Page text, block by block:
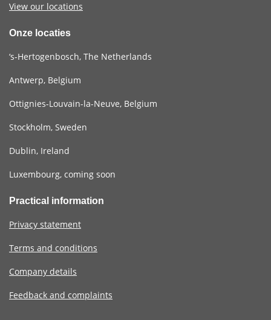
View our locations
Onze locaties
‘s-Hertogenbosch, The Netherlands
Antwerp, Belgium
Ottignies-Louvain-la-Neuve, Belgium
Stockholm, Sweden
Dublin, Ireland
Luxembourg, coming soon
Practical information
Privacy statement
Terms and conditions
Company details
Feedback and complaints